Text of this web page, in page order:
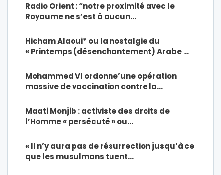
Radio Orient : “notre proximité avec le
Royaume ne s’est à aucun…
Hicham Alaoui* ou la nostalgie du
« Printemps (désenchantement) Arabe …
Mohammed VI ordonne’une opération
massive de vaccination contre la…
Maati Monjib : activiste des droits de
l’Homme « persécuté » ou…
« Il n’y aura pas de résurrection jusqu’à ce
que les musulmans tuent…